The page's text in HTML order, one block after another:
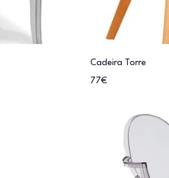
Cadeira Torre
77€